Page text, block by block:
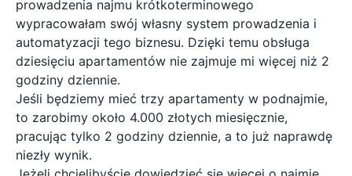
prowadzenia najmu krótkoterminowego
wypracowałam swój własny system prowadzenia i
automatyzacji tego biznesu. Dzięki temu obsługa
dziesięciu apartamentów nie zajmuje mi więcej niż 2
godziny dziennie.
Jeśli będziemy mieć trzy apartamenty w podnajmie,
to zarobimy około 4.000 złotych miesięcznie,
pracując tylko 2 godziny dziennie, a to już naprawdę
niezły wynik.